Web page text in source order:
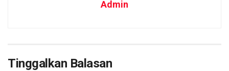
Admin
Tinggalkan Balasan